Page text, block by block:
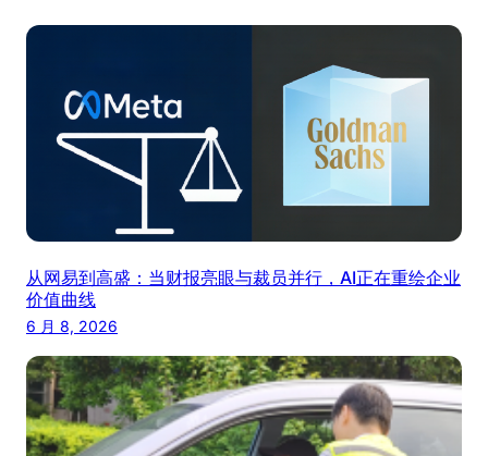
从网易到高盛：当财报亮眼与裁员并行，AI正在重绘企业
价值曲线
6 月 8, 2026